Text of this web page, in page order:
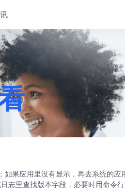
如果应用里没有显示，再去系统的应
志里查找版本字段，必要时用命令